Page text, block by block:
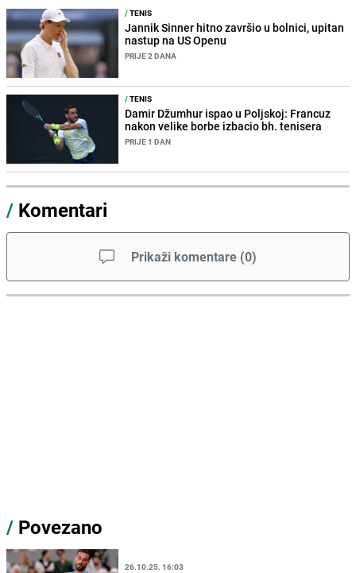
/TENIS
Jannik Sinner hitno završio u bolnici, upitan
nastup na US Openu
PRIJE 2 DANA
/TENIS
Damir Džumhur ispao u Poljskoj: Francuz
nakon velike borbe izbacio bh. tenisera
PRIJE 1 DAN
/ Komentari
Prikaži komentare (0)
/ Povezano
26.10.25. 16:03